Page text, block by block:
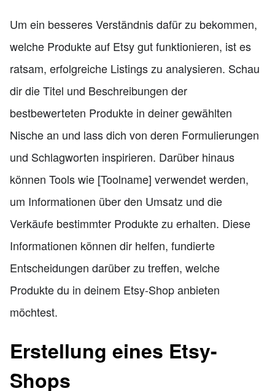
Um ein besseres Verständnis dafür zu bekommen,
welche Produkte auf Etsy gut funktionieren, ist es
ratsam, erfolgreiche Listings zu analysieren. Schau
dir die Titel und Beschreibungen der
bestbewerteten Produkte in deiner gewählten
Nische an und lass dich von deren Formulierungen
und Schlagworten inspirieren. Darüber hinaus
können Tools wie [Toolname] verwendet werden,
um Informationen über den Umsatz und die
Verkäufe bestimmter Produkte zu erhalten. Diese
Informationen können dir helfen, fundierte
Entscheidungen darüber zu treffen, welche
Produkte du in deinem Etsy-Shop anbieten
möchtest.
Erstellung eines Etsy-
Shops